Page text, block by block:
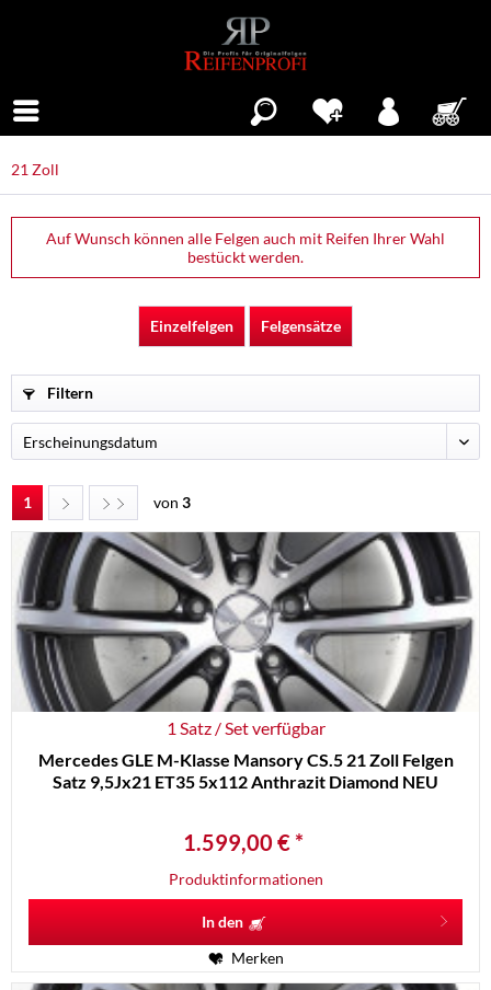
21 Zoll
Auf Wunsch können alle Felgen auch mit Reifen Ihrer Wahl
bestückt werden.
Einzelfelgen Felgensätze
Filtern
1 von 3
1 Satz / Set verfügbar
Mercedes GLE M-Klasse Mansory CS.5 21 Zoll Felgen
Satz 9,5Jx21 ET35 5x112 Anthrazit Diamond NEU
1.599,00 € *
Produktinformationen
In den
Merken